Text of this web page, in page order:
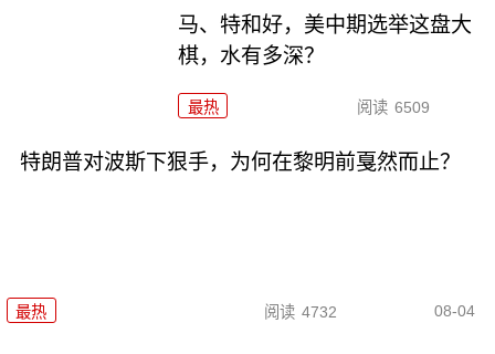
马、特和好，美中期选举这盘大
棋，水有多深？
最热 阅读 6509
特朗普对波斯下狠手，为何在黎明前戛然而止？
最热 阅读 4732 08-04